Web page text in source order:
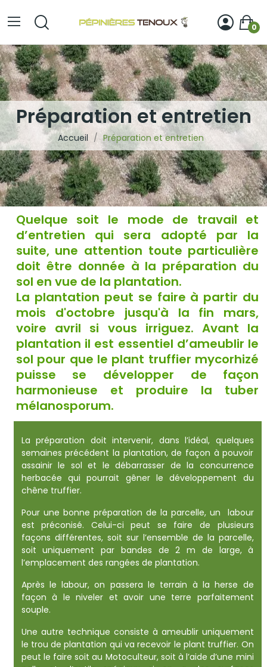
0
Préparation et entretien
Accueil Préparation et entretien
Quelque soit le mode de travail et
d’entretien qui sera adopté par la
suite, une attention toute particulière
doit être donnée à la préparation du
sol en vue de la plantation.
La plantation peut se faire à partir du
mois d'octobre jusqu'à la fin mars,
voire avril si vous irriguez. Avant la
plantation il est essentiel d’ameublir le
sol pour que le plant truffier mycorhizé
puisse se développer de façon
harmonieuse et produire la tuber
mélanosporum.
La préparation doit intervenir, dans l’idéal, quelques
semaines précédent la plantation, de façon à pouvoir
assainir le sol et le débarrasser de la concurrence
herbacée qui pourrait gêner le développement du
chêne truffier.
Pour une bonne préparation de la parcelle, un labour
est préconisé. Celui-ci peut se faire de plusieurs
façons différentes, soit sur l’ensemble de la parcelle,
soit uniquement par bandes de 2 m de large, à
l’emplacement des rangées de plantation.
Après le labour, on passera le terrain à la herse de
façon à le niveler et avoir une terre parfaitement
souple.
Une autre technique consiste à ameublir uniquement
le trou de plantation qui va recevoir le plant truffier. On
peut le faire soit au Motoculteur, soit à l’aide d’une mini